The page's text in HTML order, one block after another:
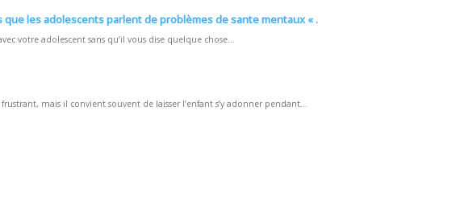
les adolescents parlent de problèmes de sante mentaux « .
votre adolescent sans qu’il vous dise quelque chose...
mais il convient souvent de laisser l’enfant s’y adonner pendant...